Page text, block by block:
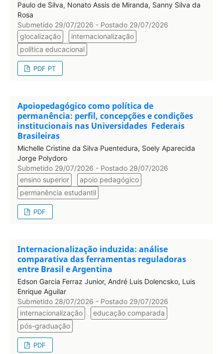
Paulo de Silva, Nonato Assis de Miranda, Sanny Silva da
Rosa
Submetido 29/07/2026 - Postado 29/07/2026
glocalização
internacionalização
política educacional
PDF PT
Apoiopedagógico como política de
permanência: perfil, concepções e condições
institucionais nas Universidades Federais
Brasileiras
Michelle Cristine da Silva Puentedura, Soely Aparecida
Jorge Polydoro
Submetido 29/07/2026 - Postado 29/07/2026
ensino superior
apoio pedagógico
permanência estudantil
PDF
Internacionalização induzida: análise
comparativa das ferramentas reguladoras
entre Brasil e Argentina
Edson Garcia Ferraz Junior, André Luis Dolencsko, Luis
Enrique Aguilar
Submetido 28/07/2026 - Postado 29/07/2026
internacionalização
educação comparada
pós-graduação
PDF